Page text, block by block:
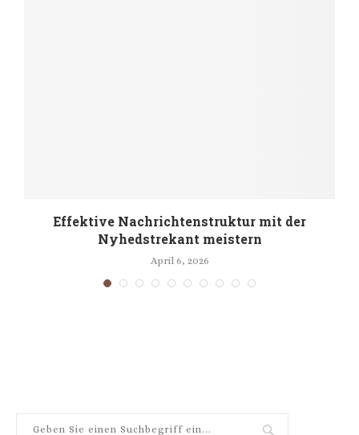
Effektive Nachrichtenstruktur mit der
Nyhedstrekant meistern
April 6, 2026